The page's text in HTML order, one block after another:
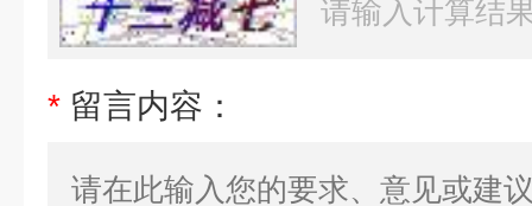
* 留言内容：